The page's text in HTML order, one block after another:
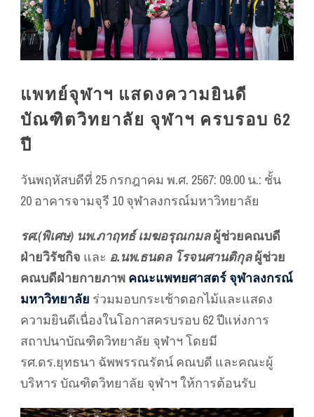
แพทย์จุฬาฯ แสดงความยินดี
บัณฑิตวิทยาลัย จุฬาฯ ครบรอบ 62
ปี
วันพฤหัสบดีที่ 25 กรกฎาคม พ.ศ. 2567: 09.00 น.: ชั้น
20 อาคารจามจุรี 10 จุฬาลงกรณ์มหาวิทยาลัย
รศ.(พิเศษ) นพ.ภาฤทธ์ เมฆอรุณกมลผู้ช่วยคณบดี
ฝ่ายวิรัชกิจ และ อ.นพ.ธนดล โรจนศานติกุลผู้ช่วย
คณบดีฝ่ายกายภาพ คณะแพทยศาสตร์ จุฬาลงกรณ์
มหาวิทยาลัย ร่วมมอบกระเช้าดอกไม้และแสดง
ความยินดีเนื่องในโอกาสครบรอบ 62 ปีแห่งการ
สถาปนาบัณฑิตวิทยาลัย จุฬาฯ โดยมี
รศ.ดร.ยุทธนา ฉัพพรรณรัตน์ คณบดี และคณะผู้
บริหาร บัณฑิตวิทยาลัย จุฬาฯ ให้การต้อนรับ